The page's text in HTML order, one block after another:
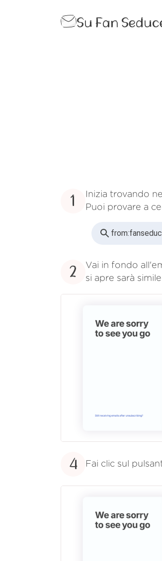
Su Fan
1 Inizia trovando
Puoi provare a
from:
2 Vai in fondo
si apre sarà
4 Fai clic sul